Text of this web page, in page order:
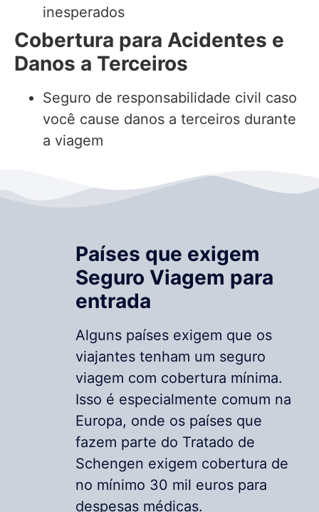
inesperados
Cobertura para Acidentes e
Danos a Terceiros
Seguro de responsabilidade civil caso
você cause danos a terceiros durante
a viagem
Países que exigem
Seguro Viagem para
entrada
Alguns países exigem que os
viajantes tenham um seguro
viagem com cobertura mínima.
Isso é especialmente comum na
Europa, onde os países que
fazem parte do Tratado de
Schengen exigem cobertura de
no mínimo 30 mil euros para
despesas médicas.